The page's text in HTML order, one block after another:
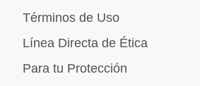
Términos de Uso
Línea Directa de Ética
Para tu Protección